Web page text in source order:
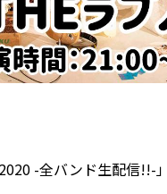
-全バンド生配信!!-」